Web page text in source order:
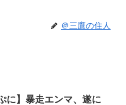
＠三鷹の住人
に】暴走エンマ、遂に